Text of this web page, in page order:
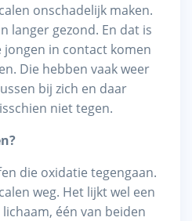
onschadelijk maken.
langer gezond. En dat is
jongen in contact komen
Die hebben vaak weer
bij zich en daar
niet tegen.
die oxidatie tegengaan.
weg. Het lijkt wel een
één van beiden